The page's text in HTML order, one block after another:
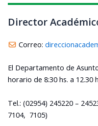
Director
Correo:
El Departamento de
horario de 8:30 hs. a 12.30
Tel.: (02954) 245220 –
7104, 7105)